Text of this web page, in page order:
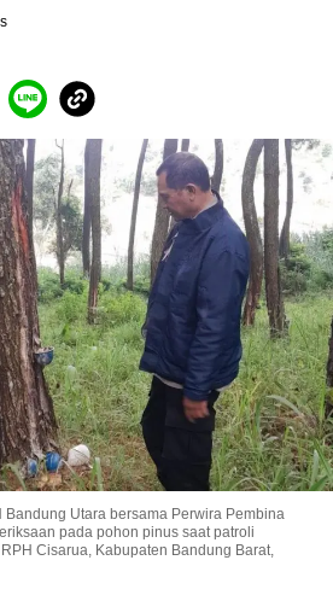
Bandung Utara bersama Perwira Pembina
pada pohon pinus saat patroli
Cisarua, Kabupaten Bandung Barat,